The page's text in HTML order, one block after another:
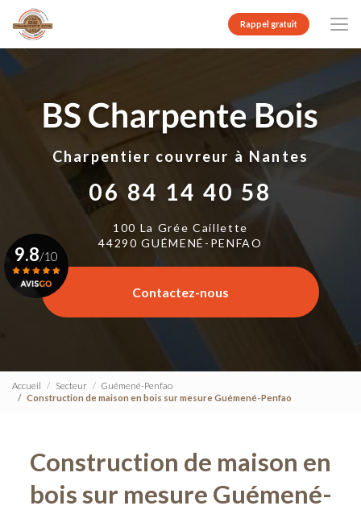
contenu
principal
Rappel gratuit
Charpentier couvreur à Nantes
06 84 14 40 58
100 La Grée Caillette
44290 GUÉMENÉ-PENFAO
Contactez-nous
9.8/10
Voir le certificat
Accueil Secteur
Guémené-Penfao
Construction de maison en bois sur mesure Guémené-Penfao
Construction de maison en
bois sur mesure Guémené-